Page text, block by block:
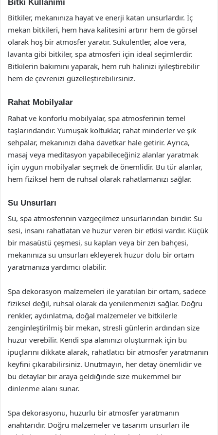
Bitki Kullanımı
Bitkiler, mekanınıza hayat ve enerji katan unsurlardır. İç
mekan bitkileri, hem hava kalitesini artırır hem de görsel
olarak hoş bir atmosfer yaratır. Sukulentler, aloe vera,
lavanta gibi bitkiler, spa atmosferi için ideal seçimlerdir.
Bitkilerin bakımını yaparak, hem ruh halinizi iyileştirebilir
hem de çevrenizi güzelleştirebilirsiniz.
Rahat Mobilyalar
Rahat ve konforlu mobilyalar, spa atmosferinin temel
taşlarındandır. Yumuşak koltuklar, rahat minderler ve şık
sehpalar, mekanınızı daha davetkar hale getirir. Ayrıca,
masaj veya meditasyon yapabileceğiniz alanlar yaratmak
için uygun mobilyalar seçmek de önemlidir. Bu tür alanlar,
hem fiziksel hem de ruhsal olarak rahatlamanızı sağlar.
Su Unsurları
Su, spa atmosferinin vazgeçilmez unsurlarından biridir. Su
sesi, insanı rahatlatan ve huzur veren bir etkisi vardır. Küçük
bir masaüstü çeşmesi, su kapları veya bir zen bahçesi,
mekanınıza su unsurları ekleyerek huzur dolu bir ortam
yaratmanıza yardımcı olabilir.
Spa dekorasyon malzemeleri ile yaratılan bir ortam, sadece
fiziksel değil, ruhsal olarak da yenilenmenizi sağlar. Doğru
renkler, aydınlatma, doğal malzemeler ve bitkilerle
zenginleştirilmiş bir mekan, stresli günlerin ardından size
huzur verebilir. Kendi spa alanınızı oluşturmak için bu
ipuçlarını dikkate alarak, rahatlatıcı bir atmosfer yaratmanın
keyfini çıkarabilirsiniz. Unutmayın, her detay önemlidir ve
bu detaylar bir araya geldiğinde size mükemmel bir
dinlenme alanı sunar.
Spa dekorasyonu, huzurlu bir atmosfer yaratmanın
anahtarıdır. Doğru malzemeler ve tasarım unsurları ile